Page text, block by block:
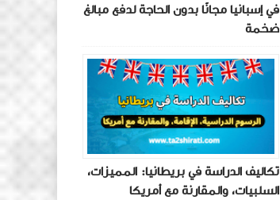
في إسبانيا مجانًا بدون الحاجة لدفع مبالغ
ضخمة
تكاليف الدراسة في بريطانيا: المميزات،
السلبيات، والمقارنة مع أمريكا